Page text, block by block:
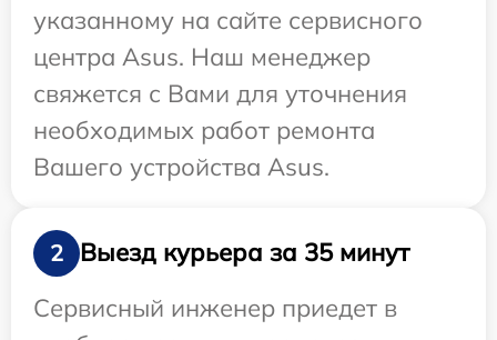
указанному на сайте сервисного
центра Asus. Наш менеджер
свяжется с Вами для уточнения
необходимых работ ремонта
Вашего устройства Asus.
2
Выезд курьера за 35 минут
Сервисный инженер приедет в